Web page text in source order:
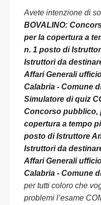
Avete intenzione di
BOVALINO:
per la copertura a
n. 1 posto di
Istruttori da
Affari Generali
Calabria - Comune
Simulatore di quiz
Concorso pubblico,
copertura a tempo
posto di Istruttore
Istruttori da
Affari Generali
Calabria - Comune
per tutti coloro che
problemi l’esame